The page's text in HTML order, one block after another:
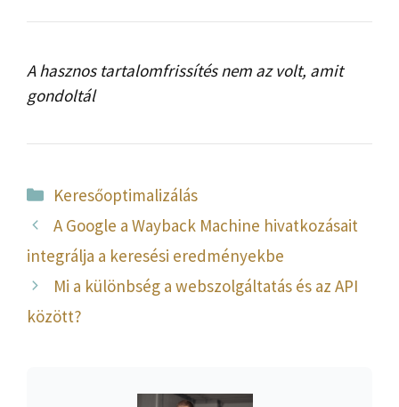
A hasznos tartalomfrissítés nem az volt, amit
gondoltál
Kategória
Keresőoptimalizálás
A Google a Wayback Machine hivatkozásait
integrálja a keresési eredményekbe
Mi a különbség a webszolgáltatás és az API
között?